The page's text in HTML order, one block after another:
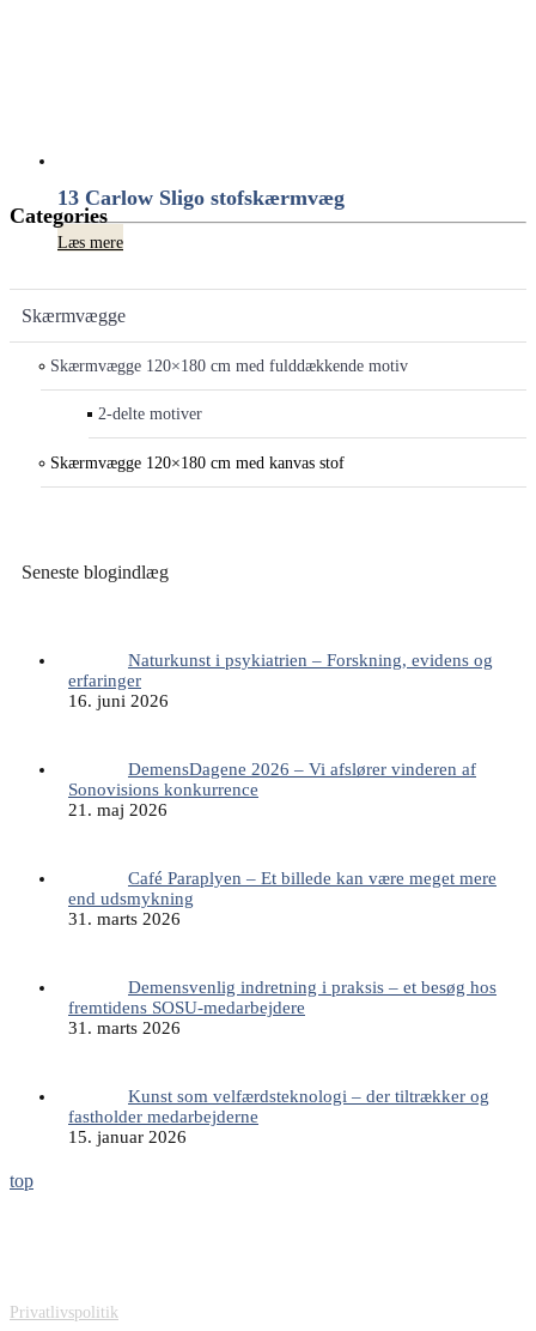
13 Carlow Sligo stofskærmvæg
Læs mere
Categories
Skærmvægge
Skærmvægge 120×180 cm med fulddækkende motiv
2-delte motiver
Skærmvægge 120×180 cm med kanvas stof
Seneste blogindlæg
Naturkunst i psykiatrien – Forskning, evidens og
erfaringer
16. juni 2026
DemensDagene 2026 – Vi afslører vinderen af
Sonovisions konkurrence
21. maj 2026
Café Paraplyen – Et billede kan være meget mere
end udsmykning
31. marts 2026
Demensvenlig indretning i praksis – et besøg hos
fremtidens SOSU-medarbejdere
31. marts 2026
Kunst som velfærdsteknologi – der tiltrækker og
fastholder medarbejderne
15. januar 2026
top
Privatlivspolitik